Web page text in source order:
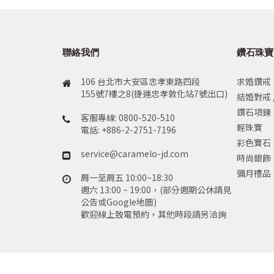
聯絡我們
106 台北市大安區忠孝東路四段
155號7樓之8(捷運忠孝敦化站7號出口)
客服專線: 0800-520-510
電話: +886-2-2751-7196
service@caramelo-jd.com
周一至周五 10:00~18:30
週六 13:00 ~ 19:00，(部分週期公休請見
公告或Google地圖)
歡迎線上致電預約，其他時段請另洽詢
鑽石珠寶
求婚鑽戒
結婚對戒
鑽石項鍊
輕珠寶
彩色寶石
時尚銀飾
彌月禮品